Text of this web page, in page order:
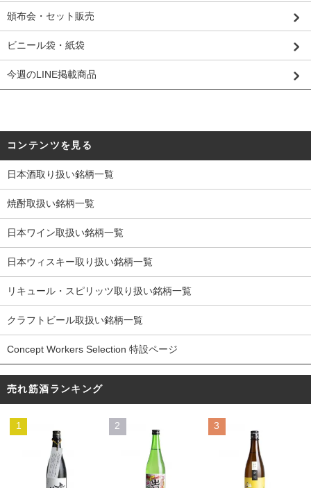
頒布会・セット販売
ビニール袋・紙袋
今週のLINE掲載商品
コンテンツを見る
日本酒取り扱い銘柄一覧
焼酎取扱い銘柄一覧
日本ワイン取扱い銘柄一覧
日本ウィスキー取り扱い銘柄一覧
リキュール・スピリッツ取り扱い銘柄一覧
クラフトビール取扱い銘柄一覧
Concept Workers Selection 特設ページ
売れ筋酒ランキング
1 2 3